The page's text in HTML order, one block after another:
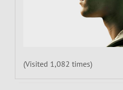
(Visited 1,082 times)